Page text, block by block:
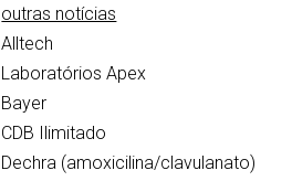
outras notícias
Alltech
Laboratórios Apex
Bayer
CDB Ilimitado
Dechra (amoxicilina/clavulanato)